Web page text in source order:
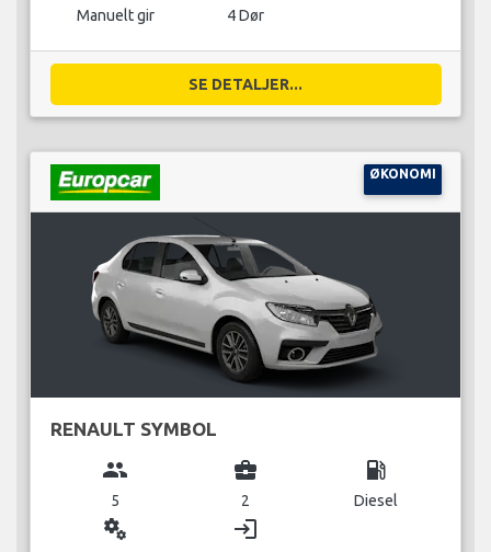
Manuelt gir 4 Dør
SE DETALJER...
ØKONOMI
RENAULT SYMBOL
group
5
business_center
2
local_gas_station
Diesel
miscellaneous_services login